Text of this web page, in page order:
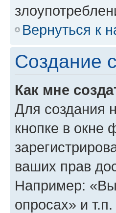
Вернуться к
Создание
Как мне
Для создания
кнопке в
ваших прав
Например:
опросах» и т.п.